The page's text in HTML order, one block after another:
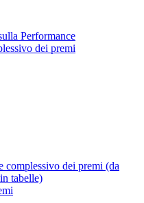
Performance
dei premi
complessivo dei premi (da
tabelle)